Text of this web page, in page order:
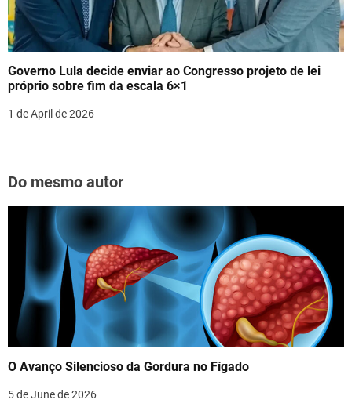
Governo Lula decide enviar ao Congresso projeto de lei
próprio sobre fim da escala 6×1
1 de April de 2026
Do mesmo autor
O Avanço Silencioso da Gordura no Fígado
5 de June de 2026